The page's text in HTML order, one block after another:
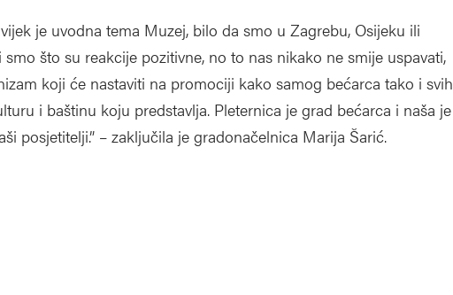
je uvodna tema Muzej, bilo da smo u Zagrebu, Osijeku ili
što su reakcije pozitivne, no to nas nikako ne smije uspavati,
koji će nastaviti na promociji kako samog bećarca tako i svih
i baštinu koju predstavlja. Pleternica je grad bećarca i naša je
posjetitelji.” – zaključila je gradonačelnica Marija Šarić.